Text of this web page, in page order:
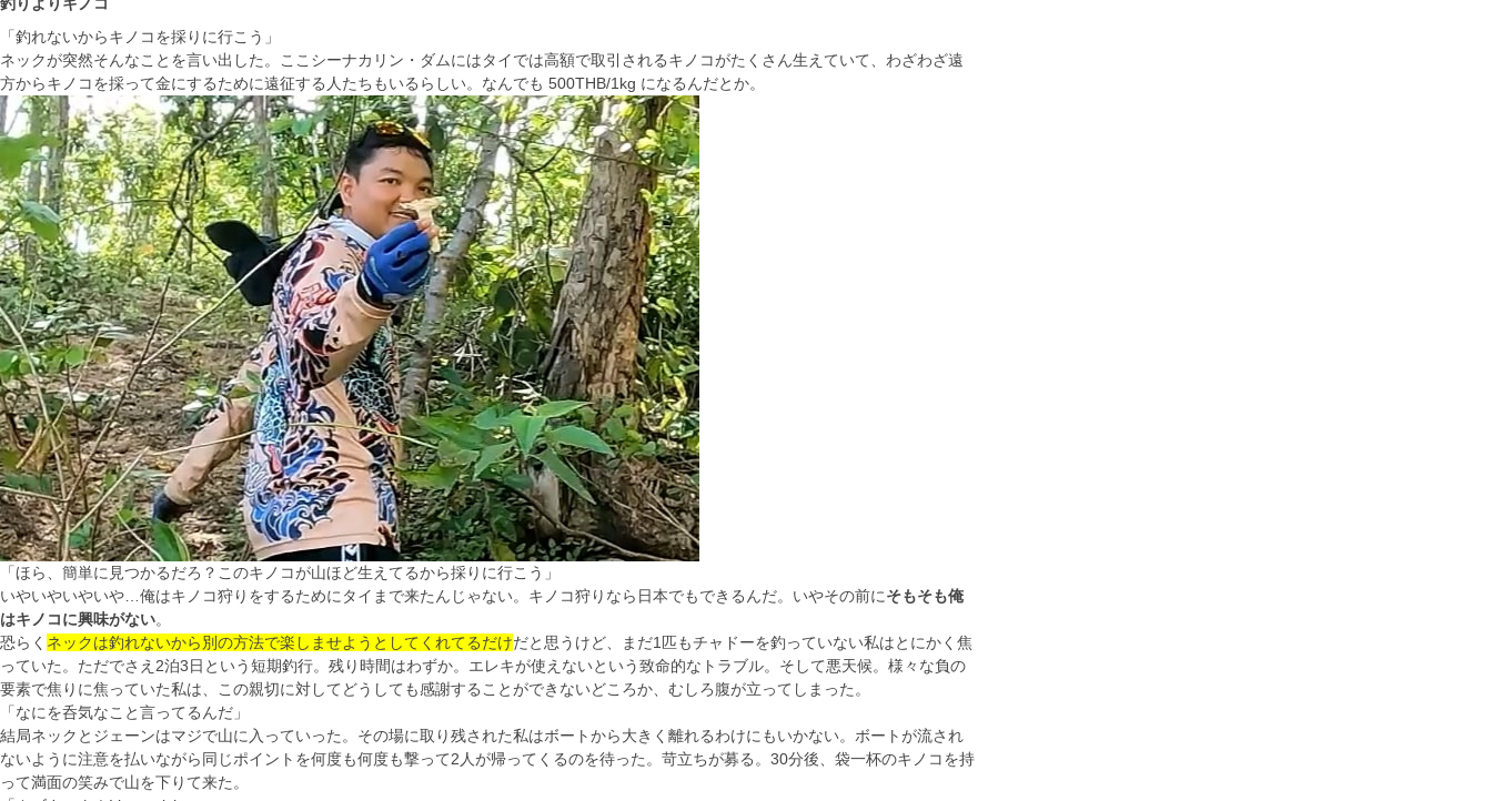
「釣れないからキノコを採りに行こう」
ネックが突然そんなことを言い出した。ここシーナカリン・ダムにはタイでは高額で取引されるキノコがたくさん生えていて、わざわざ遠
方からキノコを採って金にするために遠征する人たちもいるらしい。なんでも 500THB/1kg になるんだとか。
「ほら、簡単に見つかるだろ？このキノコが山ほど生えてるから採りに行こう」
いやいやいやいや…俺はキノコ狩りをするためにタイまで来たんじゃない。キノコ狩りなら日本でもできるんだ。いやその前にそもそも俺
はキノコに興味がない。
恐らく ネックは釣れないから別の方法で楽しませようとしてくれてるだけだと思うけど、まだ1匹もチャドーを釣っていない私はとにかく焦
っていた。ただでさえ2泊3日という短期釣行。残り時間はわずか。エレキが使えないという致命的なトラブル。そして悪天候。様々な負の
要素で焦りに焦っていた私は、この親切に対してどうしても感謝することができないどころか、むしろ腹が立ってしまった。
「なにを呑気なこと言ってるんだ」
結局ネックとジェーンはマジで山に入っていった。その場に取り残された私はボートから大きく離れるわけにもいかない。ボートが流され
ないように注意を払いながら同じポイントを何度も何度も撃って2人が帰ってくるのを待った。苛立ちが募る。30分後、袋一杯のキノコを持
って満面の笑みで山を下りて来た。